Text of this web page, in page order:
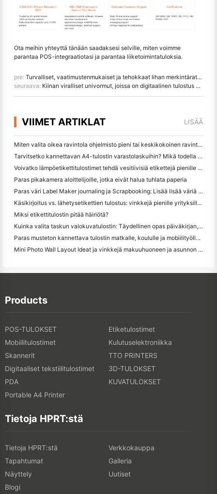
Ota meihin yhteyttä tänään saadaksesi selville, miten voimme
parantaa POS-integraatiotasi ja parantaa liiketoimintatuloksia.
pre: Turvalliset, vaatimustenmukaiset ja tehokkaat lihan merkintäratkaisut
seuraava: Kiinan viralliset univormut, joissa on digitaalinen tulostus nyloniin 2025 Aasian talvipeleissä
VIIMET ARTIKLAT LISÄÄ
Miten valita oikea ravintola ohjelmisto pieni tai keskikokoinen ravintola
Tarvitsetko kannettavan A4-tulostin varastolaskuihin? Mikä todella toimii
Voivatko lämpöetikettitulostimet tehdä vesitiivisiä etikettejä pienille yritystuotteille?
Paras pikakamera aloittelijoille, jotka eivät halua tuhlata paperia
Paras väri Label Maker journaling ja Scrapbooking: Lisää lisää väriä jokaiselle sivulle
Käsikirjoitus vs. lähetysetikettien tulostus: vinkkejä pienille yrityksille vuonna 2026
Miksi etikettitulostin pitää häiriötä?
Kuinka valita taskun valokuvatulostin: Täydellinen opas päiväkirjan, matkan ja iPhone-käyttäjille
Paras musteton kannettava tulostin matkalle, koululle ja mobiilityölle: Hanin MT620 Pro Review
Mini Photo Wall Layout Ideat ja vinkkejä makuuhuoneen ja asunnon koristelu
Products
POS-TULOKSET
Etiketulostimet
Mobiilitulostimet
Kulutuselektroniikka
Skannerit
TTO PRINTERS
Digitaaliset tekstiilitulostimet
3D-TULOKSET
PDA
KUVATULOKSET
Portable A4 Printer
Tietoja HPRT:stä
Tietoja HPRT:stä
Verkkokauppa
Tapahtumat
Galleria
Näyttely
Uutiset
Blogi